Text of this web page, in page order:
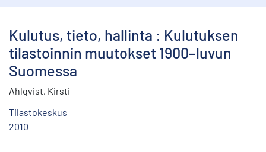
Kulutus, tieto, hallinta : Kulutuksen
tilastoinnin muutokset 1900–luvun
Suomessa
Ahlqvist, Kirsti
Tilastokeskus
2010